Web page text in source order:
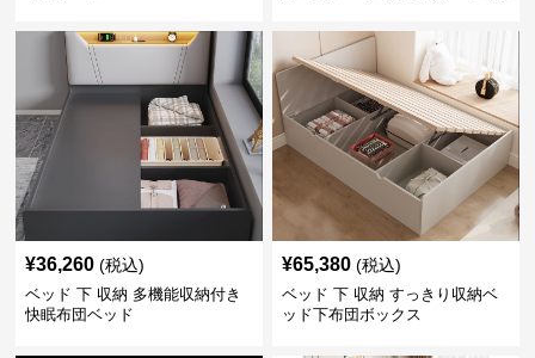
¥36,260 (税込)
ベッド 下 収納 多機能収納付き
快眠布団ベッド
¥65,380 (税込)
ベッド 下 収納 すっきり収納ベ
ッド下布団ボックス